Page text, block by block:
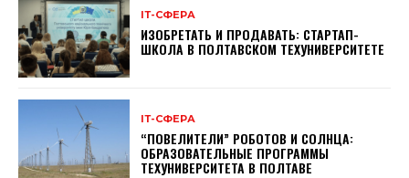
ІТ-СФЕРА
ИЗОБРЕТАТЬ И ПРОДАВАТЬ: СТАРТАП-
ШКОЛА В ПОЛТАВСКОМ ТЕХУНИВЕРСИТЕТЕ
ІТ-СФЕРА
“ПОВЕЛИТЕЛИ” РОБОТОВ И СОЛНЦА:
ОБРАЗОВАТЕЛЬНЫЕ ПРОГРАММЫ
ТЕХУНИВЕРСИТЕТА В ПОЛТАВЕ